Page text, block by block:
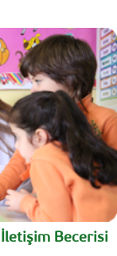
İletişim Becerisi